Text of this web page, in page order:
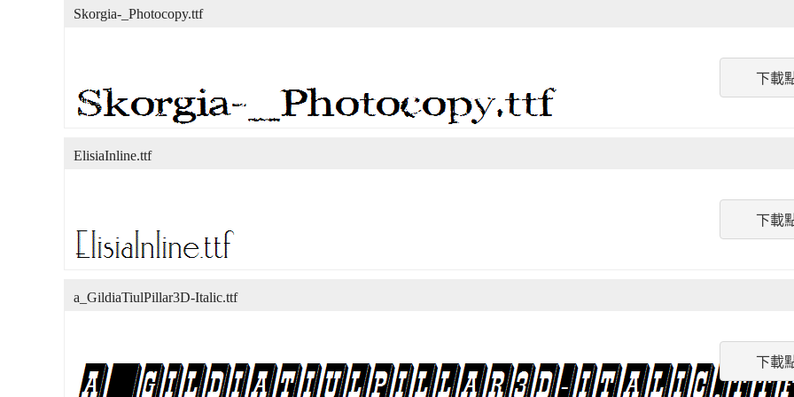
下載
Skorgia-_Photocopy.ttf
下載
ElisiaInline.ttf
下載
a_GildiaTiulPillar3D-Italic.ttf